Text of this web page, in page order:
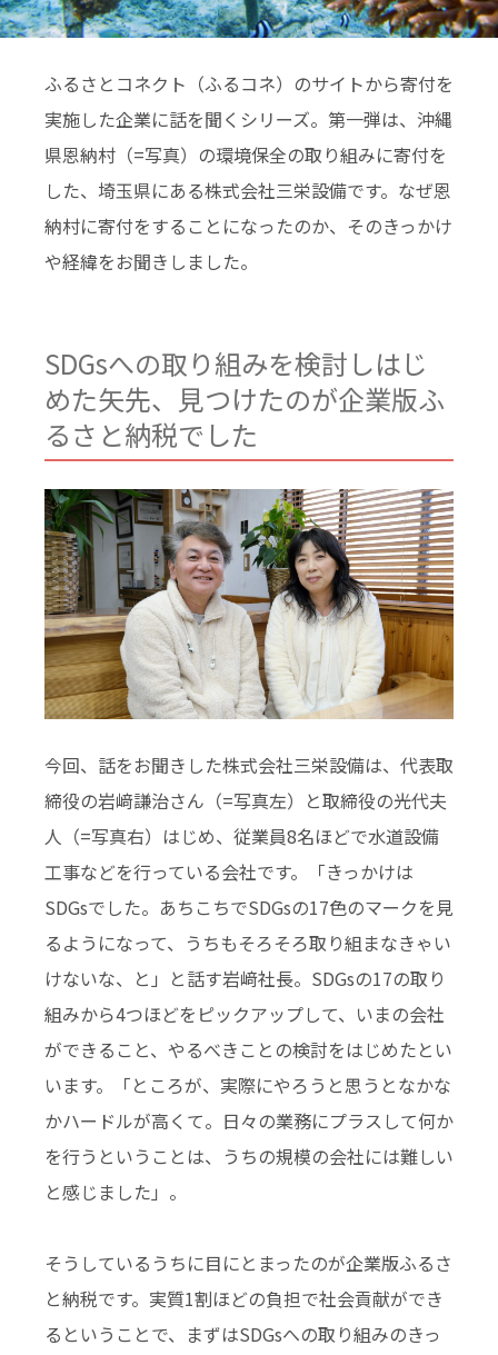
ふるさとコネクト（ふるコネ）のサイトから寄付を
実施した企業に話を聞くシリーズ。第一弾は、沖縄
県恩納村（=写真）の環境保全の取り組みに寄付を
した、埼玉県にある株式会社三栄設備です。なぜ恩
納村に寄付をすることになったのか、そのきっかけ
や経緯をお聞きしました。
SDGsへの取り組みを検討しはじ
めた矢先、見つけたのが企業版ふ
るさと納税でした
今回、話をお聞きした株式会社三栄設備は、代表取
締役の岩﨑謙治さん（=写真左）と取締役の光代夫
人（=写真右）はじめ、従業員8名ほどで水道設備
工事などを行っている会社です。「きっかけは
SDGsでした。あちこちでSDGsの17色のマークを見
るようになって、うちもそろそろ取り組まなきゃい
けないな、と」と話す岩﨑社長。SDGsの17の取り
組みから4つほどをピックアップして、いまの会社
ができること、やるべきことの検討をはじめたとい
います。「ところが、実際にやろうと思うとなかな
かハードルが高くて。日々の業務にプラスして何か
を行うということは、うちの規模の会社には難しい
と感じました」。
そうしているうちに目にとまったのが企業版ふるさ
と納税です。実質1割ほどの負担で社会貢献ができ
るということで、まずはSDGsへの取り組みのきっ